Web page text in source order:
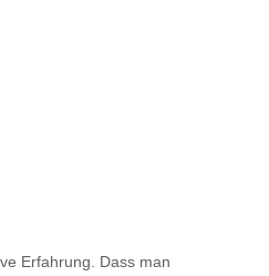
Erfahrung. Dass man